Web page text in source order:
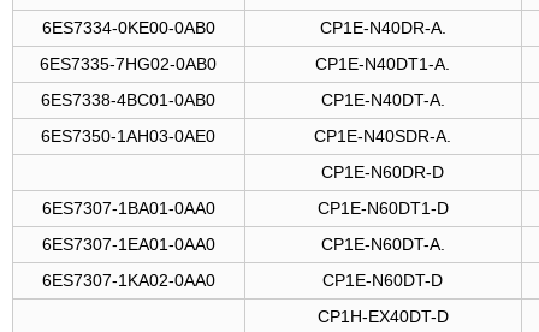
6ES7334-0KE00-0AB0
CP1E-N40DR-A.
6ES7335-7HG02-0AB0
CP1E-N40DT1-A.
6ES7338-4BC01-0AB0
CP1E-N40DT-A.
6ES7350-1AH03-0AE0
CP1E-N40SDR-A.
CP1E-N60DR-D
6ES7307-1BA01-0AA0
CP1E-N60DT1-D
6ES7307-1EA01-0AA0
CP1E-N60DT-A.
6ES7307-1KA02-0AA0
CP1E-N60DT-D
CP1H-EX40DT-D